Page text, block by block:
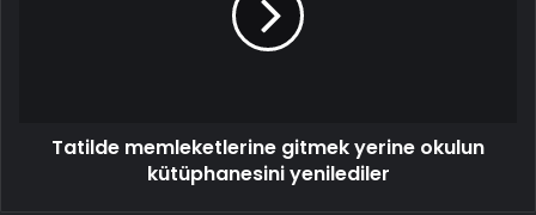
Tatilde memleketlerine gitmek yerine okulun
kütüphanesini yenilediler